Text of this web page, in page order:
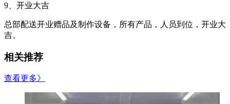
9、开业大吉
总部配送开业赠品及制作设备，所有产品，人员到位，开业大
吉。
相关推荐
查看更多》